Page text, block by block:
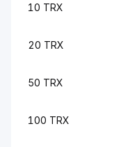
10 TRX
20 TRX
50 TRX
100 TRX